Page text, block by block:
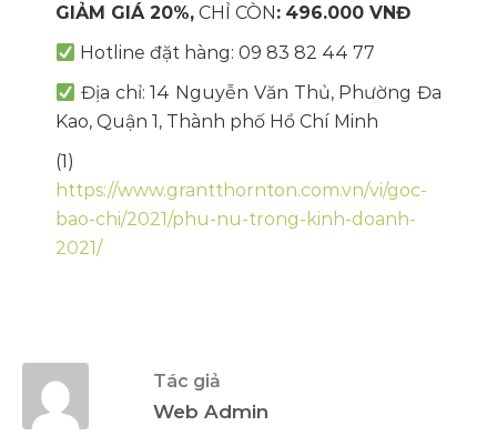
GIẢM GIÁ 20%, CHỈ CÒN: 496.000 VNĐ
Hotline đặt hàng: 09 83 82 44 77
Địa chỉ: 14 Nguyễn Văn Thủ, Phường Đa
Kao, Quận 1, Thành phố Hồ Chí Minh
(1)
https://www.grantthornton.com.vn/vi/goc-
bao-chi/2021/phu-nu-trong-kinh-doanh-
2021/
Tác giả
Web Admin